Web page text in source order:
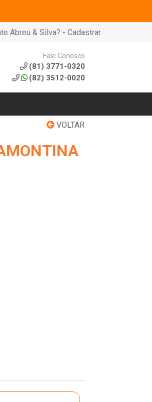
Abreu & Silva? - Cadastrar
Fale Conosco
(81) 3771-0320
(82) 3512-0020
VOLTAR